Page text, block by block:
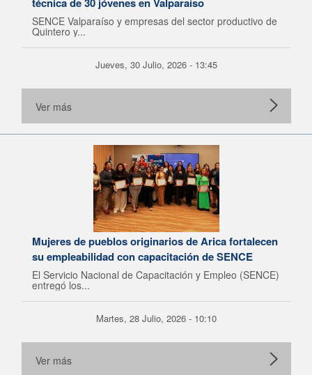
SENCE Valparaíso y empresas del sector productivo de
Quintero y...
Jueves, 30 Julio, 2026 - 13:45
Ver más
Mujeres de pueblos originarios de Arica fortalecen
su empleabilidad con capacitación de SENCE
El Servicio Nacional de Capacitación y Empleo (SENCE)
entregó los...
Martes, 28 Julio, 2026 - 10:10
Ver más